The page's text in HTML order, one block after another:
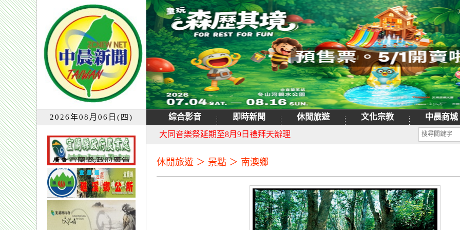
2026年08月06日(四) 綜合影音 即時新聞 休閒旅遊 文化宗教 中晨商城
宜蘭童玩節7月13日重新開園
大同音樂祭延期至8月9日禮拜天辦理
休閒旅遊 ＞ 景點 ＞ 南澳鄉